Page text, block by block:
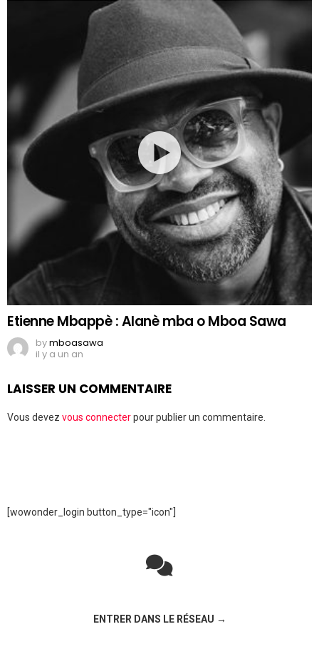
Etienne Mbappè : Alanè mba o Mboa Sawa
bymboasawa
il y a un an
LAISSER UN COMMENTAIRE
Vous devez vous connecterpour publier un commentaire.
[wowonder_login button_type="icon"]
ENTRER DANS LE RÉSEAU →